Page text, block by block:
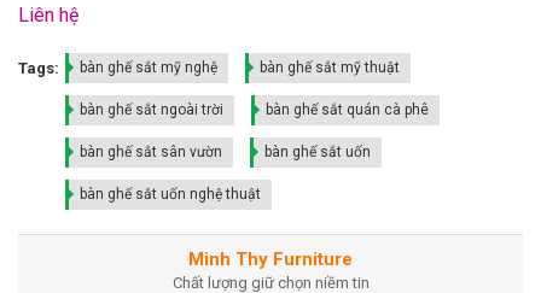
Liên hệ
Tags: bàn ghế sắt mỹ nghệ bàn ghế sắt mỹ thuật
bàn ghế sắt ngoài trời bàn ghế sắt quán cà phê
bàn ghế sắt sân vườn bàn ghế sắt uốn
bàn ghế sắt uốn nghệ thuật
Minh Thy Furniture
Chất lượng giữ chọn niềm tin